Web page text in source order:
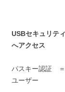
USBセキュリテ
へアクセス
パスキー認
ユーザー